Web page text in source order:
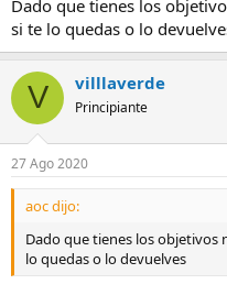
Dado que tienes los
si te lo quedas o lo
V villlaverde
Principiante
27 Ago 2020
aoc dijo:
Dado que tienes los objetivos
lo quedas o lo devuelves